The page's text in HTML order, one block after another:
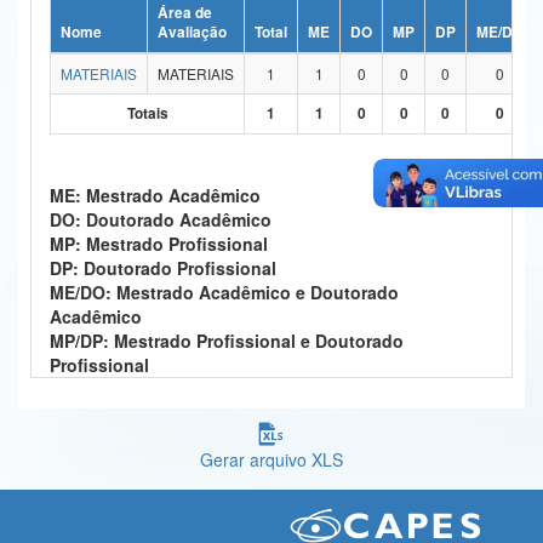
Ministério da Ciência, Tecnologia, Inovações e Comunicações
Ministério do Meio Ambiente
Controladoria-Geral da União
Ministério da Mulher, da Família e dos Direitos Humanos
Secretaria-Geral
Secretaria de Governo
Nome
Área de
Avaliação
Total ME DO MP DP
ME/DO
MATERIAIS
MATERIAIS 1 1 0 0 0
0
Totais
1 1 0 0 0 0
ME: Mestrado Acadêmico
DO: Doutorado Acadêmico
MP: Mestrado Profissional
DP: Doutorado Profissional
ME/DO: Mestrado Acadêmico e Doutorado
Acadêmico
MP/DP: Mestrado Profissional e Doutorado
Profissional
Gerar arquivo XLS